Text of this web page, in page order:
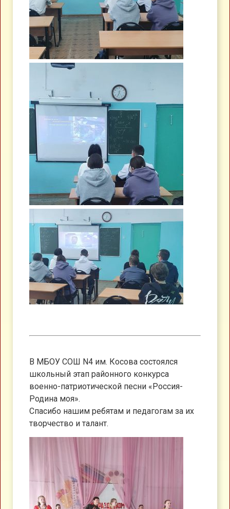
В МБОУ СОШ N4 им. Косова состоялся
школьный этап районного конкурса
военно-патриотической песни «Россия-
Родина моя».
Спасибо нашим ребятам и педагогам за их
творчество и талант.